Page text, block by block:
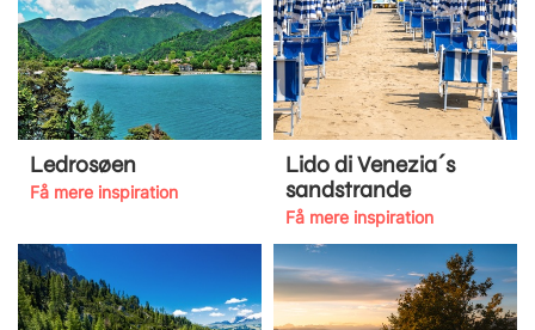
Ledrosøen
Få mere inspiration
Lido di Venezia´s
sandstrande
Få mere inspiration